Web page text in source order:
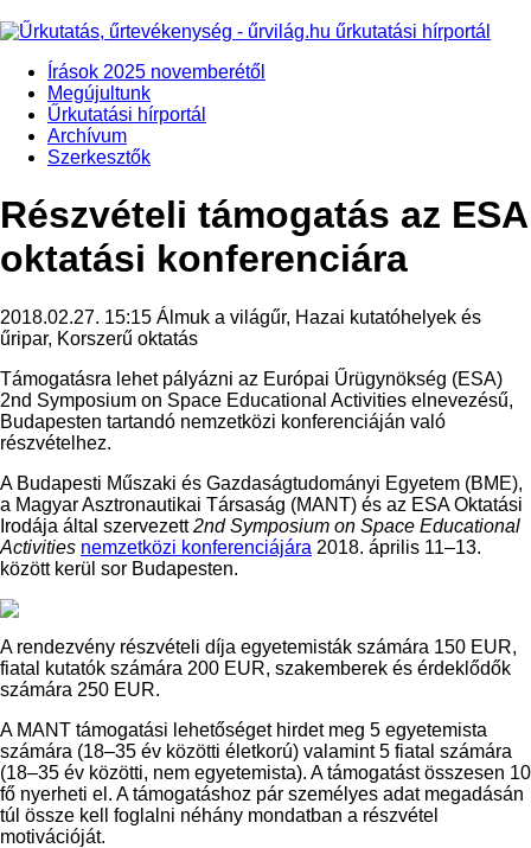
Írások 2025 novemberétől
Megújultunk
Űrkutatási hírportál
Archívum
Szerkesztők
Részvételi támogatás az ESA
oktatási konferenciára
2018.02.27. 15:15 Álmuk a világűr, Hazai kutatóhelyek és
űripar, Korszerű oktatás
Támogatásra lehet pályázni az Európai Űrügynökség (ESA)
2nd Symposium on Space Educational Activities elnevezésű,
Budapesten tartandó nemzetközi konferenciáján való
részvételhez.
A Budapesti Műszaki és Gazdaságtudományi Egyetem (BME),
a Magyar Asztronautikai Társaság (MANT) és az ESA Oktatási
Irodája által szervezett2nd Symposium on Space Educational
Activities nemzetközi konferenciájára 2018. április 11–13.
között kerül sor Budapesten.
A rendezvény részvételi díja egyetemisták számára 150 EUR,
fiatal kutatók számára 200 EUR, szakemberek és érdeklődők
számára 250 EUR.
A MANT támogatási lehetőséget hirdet meg 5 egyetemista
számára (18–35 év közötti életkorú) valamint 5 fiatal számára
(18–35 év közötti, nem egyetemista). A támogatást összesen 10
fő nyerheti el. A támogatáshoz pár személyes adat megadásán
túl össze kell foglalni néhány mondatban a részvétel
motivációját.